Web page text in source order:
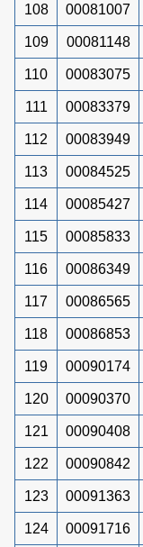
108 00081007
109 00081148
110 00083075
111 00083379
112 00083949
113 00084525
114 00085427
115 00085833
116 00086349
117 00086565
118 00086853
119 00090174
120 00090370
121 00090408
122 00090842
123 00091363
124 00091716